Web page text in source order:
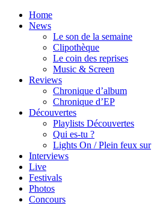
Home
News
Le son de la semaine
Clipothèque
Le coin des reprises
Music & Screen
Reviews
Chronique d’album
Chronique d’EP
Découvertes
Playlists Découvertes
Qui es-tu ?
Lights On / Plein feux sur
Interviews
Live
Festivals
Photos
Concours